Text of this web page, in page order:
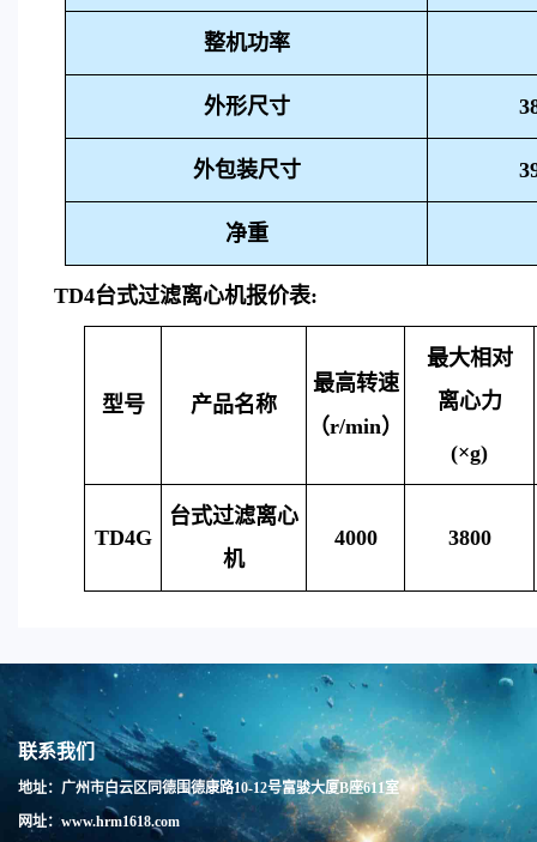
整机功率
外形尺寸
外包装尺寸
净重
TD4台式过滤离心机报价表:
型号 产品名称
最高转速
（r/min）
最大相对
离心力
(×g)
TD4G
台式过滤离心
机
4000 3800
联系我们
地址：广州市白云区同德围德康路10-12号富骏大厦B座611室
网址：www.hrm1618.com